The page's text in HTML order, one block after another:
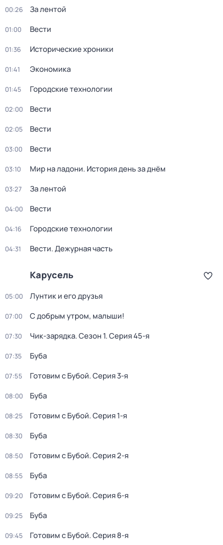
00:26 За лентой
01:00 Вести
01:36 Исторические хроники
01:41 Экономика
01:45 Городские технологии
02:00 Вести
02:05 Вести
03:00 Вести
03:10 Мир на ладони. История день за днём
03:27 За лентой
04:00 Вести
04:16 Городские технологии
04:31 Вести. Дежурная часть
Карусель
05:00 Лунтик и его друзья
07:00 С добрым утром, малыши!
07:30 Чик-зарядка. Сезон 1. Серия 45-я
07:35 Буба
07:55 Готовим с Бубой. Серия 3-я
08:00 Буба
08:25 Готовим с Бубой. Серия 1-я
08:30 Буба
08:50 Готовим с Бубой. Серия 2-я
08:55 Буба
09:20 Готовим с Бубой. Серия 6-я
09:25 Буба
09:45 Готовим с Бубой. Серия 8-я